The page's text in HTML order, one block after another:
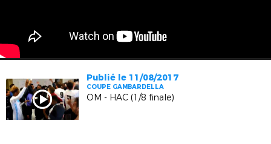
Publié le 11/08/2017
COUPE GAMBARDELLA
OM - HAC (1/8 finale)